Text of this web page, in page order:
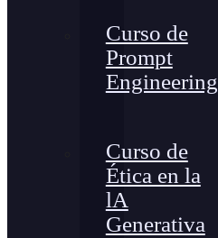
Curso de
Prompt
Engineering
Curso de
Ética en la
lA
Generativa